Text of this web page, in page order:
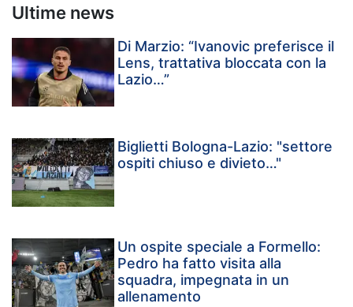
Ultime news
Di Marzio: “Ivanovic preferisce il
Lens, trattativa bloccata con la
Lazio…”
Biglietti Bologna-Lazio: "settore
ospiti chiuso e divieto…"
Un ospite speciale a Formello:
Pedro ha fatto visita alla
squadra, impegnata in un
allenamento